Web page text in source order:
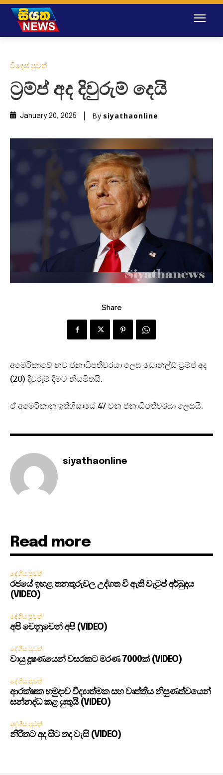
විදෙස් පුවත්
ට්‍රම්ප් අද දිවුරුම් දෙයි
January 20, 2025 By siyathaonline
Share
අමෙරිකාවේ නව ජනාධිපතිවරයා ලෙස ඩොනල්ඩ් ට්‍රම්ප් අද
(20) දිවුරුම් දීමට නියමිතයි.
ඒ අමෙරිකානු ඉතිහිසායේ 47 වන ජනාධිපතිවරයා ලෙසයි.
siyathaonline
Read more
දේශීය පුවත්
රජයේ ඉහළ තනතුරුවල උද්ගත වී ඇති වැටුප් අර්බුදය
(VIDEO)
දේශීය පුවත්
අපි වෙනුවෙන් අපි (VIDEO)
දේශීය පුවත්
වායු දූෂණයෙන් වසරකට මරණ 7000ක් (VIDEO)
දේශීය පුවත්
ආරක්ෂක හමුදාව විද්‍යාත්මක සහ වෘත්තීය නිපුණත්වයෙන්
සන්නද්ධ කළ යුතුයි (VIDEO)
දේශීය පුවත්
නිරිතට අද සිට තද වැසි (VIDEO)